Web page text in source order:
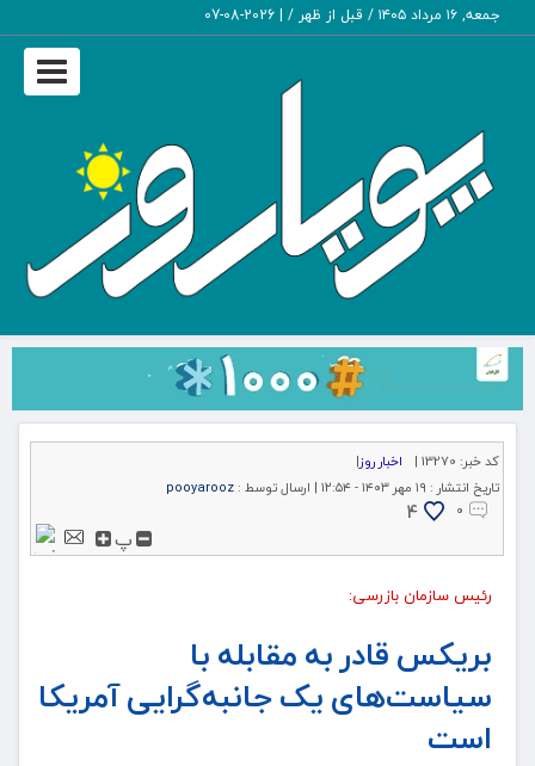
جمعه, ۱۶ مرداد ۱۴۰۵ / قبل از ظهر / |
2026-08-07
Toggle
کد خبر: 13270 | اخبار روز|
تاریخ انتشار : ۱۹ مهر ۱۴۰۳ - ۱۲:۵۴ | ارسال توسط : pooyarooz
۰
4
پ
رئیس سازمان بازرسی:
بریکس قادر به مقابله با
سیاست‌های یک جانبه‌گرایی آمریکا
است